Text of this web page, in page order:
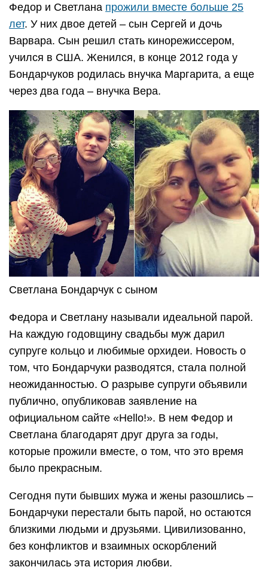
Федор и Светлана прожили вместе больше 25
лет. У них двое детей – сын Сергей и дочь
Варвара. Сын решил стать кинорежиссером,
учился в США. Женился, в конце 2012 года у
Бондарчуков родилась внучка Маргарита, а еще
через два года – внучка Вера.
Светлана Бондарчук с сыном
Федора и Светлану называли идеальной парой.
На каждую годовщину свадьбы муж дарил
супруге кольцо и любимые орхидеи. Новость о
том, что Бондарчуки разводятся, стала полной
неожиданностью. О разрыве супруги объявили
публично, опубликовав заявление на
официальном сайте «Hello!». В нем Федор и
Светлана благодарят друг друга за годы,
которые прожили вместе, о том, что это время
было прекрасным.
Сегодня пути бывших мужа и жены разошлись –
Бондарчуки перестали быть парой, но остаются
близкими людьми и друзьями. Цивилизованно,
без конфликтов и взаимных оскорблений
закончилась эта история любви.